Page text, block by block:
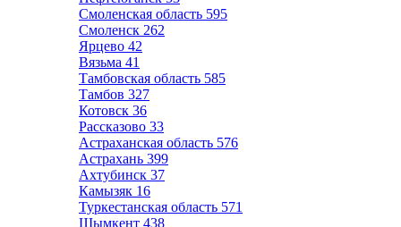
Смоленская область 595
Смоленск 262
Ярцево 42
Вязьма 41
Тамбовская область 585
Тамбов 327
Котовск 36
Рассказово 33
Астраханская область 576
Астрахань 399
Ахтубинск 37
Камызяк 16
Туркестанская область 571
Шымкент 438